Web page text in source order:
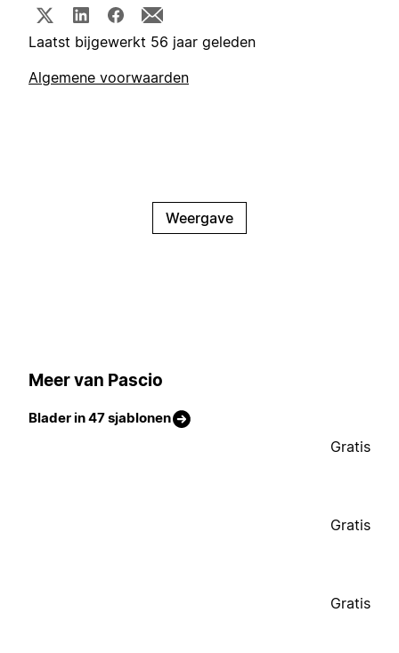
Laatst bijgewerkt 56 jaar geleden
Algemene voorwaarden
Weergave
Meer van Pascio
Blader in 47 sjablonen
Gratis
Gratis
Gratis